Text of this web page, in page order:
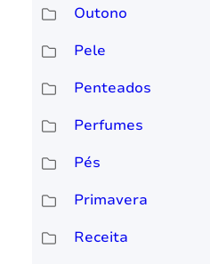
Outono
Pele
Penteados
Perfumes
Pés
Primavera
Receita